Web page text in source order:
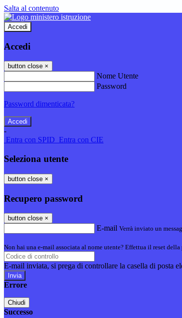
Salta al contenuto
Accedi
Accedi
button close ×
Nome Utente
Password
Password dimenticata?
-
Entra con SPID Entra con CIE
Seleziona utente
button close ×
Recupero password
button close ×
E-mail Verrà inviato un
Non hai una e-mail associata al nome utente? Effettua il reset della
E-mail inviata, si prega di controllare la casella di posta
Errore
Chiudi
Successo